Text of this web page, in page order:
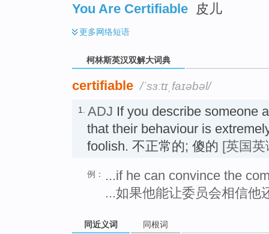
You Are Certifiable
皮儿
更多网络短语
柯林斯英汉双解大词典
certifiable /ˈsɜːtɪˌfaɪəbəl/
1. ADJ If you describe someone
that their behaviour is
foolish. 不正常的; 傻的 [英国英
例：
...if he can convince the
...如果他能让委员会相信他
同近义词 同根词